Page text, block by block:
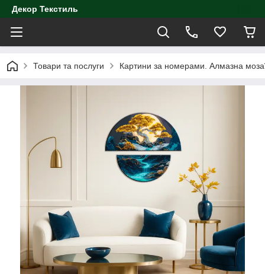
Декор Текстиль
Товари та послуги Картини за номерами. Алмазна